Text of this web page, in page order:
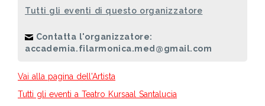
Tutti gli eventi di questo organizzatore
Contatta l'organizzatore:
accademia.filarmonica.med@gmail.com
Vai alla pagina dell'Artista
Tutti gli eventi a Teatro Kursaal Santalucia